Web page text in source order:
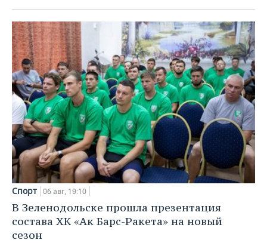
Спорт 06 авг, 19:10
В Зеленодольске прошла презентация
состава ХК «Ак Барс-Ракета» на новый
сезон